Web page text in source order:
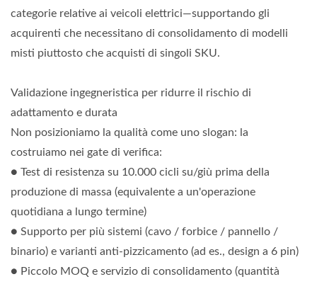
categorie relative ai veicoli elettrici—supportando gli
acquirenti che necessitano di consolidamento di modelli
misti piuttosto che acquisti di singoli SKU.
Validazione ingegneristica per ridurre il rischio di
adattamento e durata
Non posizioniamo la qualità come uno slogan: la
costruiamo nei gate di verifica:
● Test di resistenza su 10.000 cicli su/giù prima della
produzione di massa (equivalente a un'operazione
quotidiana a lungo termine)
● Supporto per più sistemi (cavo / forbice / pannello /
binario) e varianti anti-pizzicamento (ad es., design a 6 pin)
● Piccolo MOQ e servizio di consolidamento (quantità